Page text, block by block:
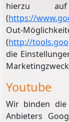
hierzu auf
(https://
Out-
(http://
die
Youtube
Wir binden die
Anbieters